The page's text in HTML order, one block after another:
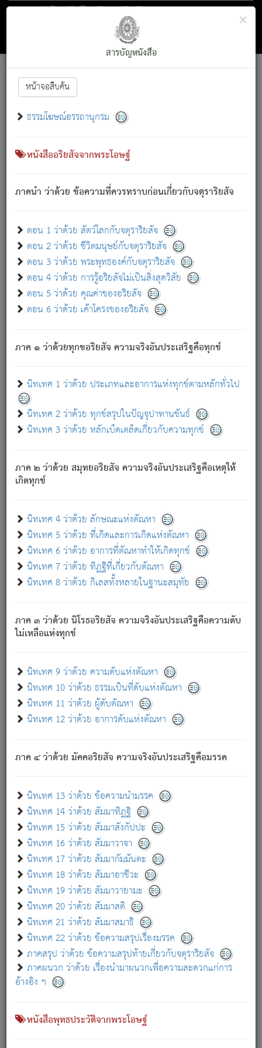
ตอน 1 ว่าด้วย สัตว์โลกกับจตุราริยสัจ
สารบัญ×
สารบัญหนังสือ
หน้าจอสืบค้น
ธรรมโฆษณ์อรรถานุกรม
หนังสืออริยสัจจากพระโอษฐ์
ภาคนำ ว่าด้วย ข้อความที่ควรทราบก่อนเกี่ยวกับจตุราริยสัจ
ตอน 1 ว่าด้วย สัตว์โลกกับจตุราริยสัจ
ตอน 2 ว่าด้วย ชีวิตมนุษย์กับจตุราริยสัจ
ตอน 3 ว่าด้วย พระพุทธองค์กับจตุราริยสัจ
ตอน 4 ว่าด้วย การรู้อริยสัจไม่เป็นสิ่งสุดวิสัย
ตอน 5 ว่าด้วย คุณค่าของอริยสัจ
ตอน 6 ว่าด้วย เค้าโครงของอริยสัจ
ภาค ๑ ว่าด้วยทุกขอริยสัจ ความจริงอันประเสริฐคือทุกข์
นิทเทศ 1 ว่าด้วย ประเภทและอาการแห่งทุกข์ตามหลักทั่วไป
นิทเทศ 2 ว่าด้วย ทุกข์สรุปในปัญจุปาทานขันธ์
นิทเทศ 3 ว่าด้วย หลักเบ็ดเตล็ดเกี่ยวกับความทุกข์
ภาค ๒ ว่าด้วย สมุทยอริยสัจ ความจริงอันประเสริฐคือเหตุให้
เกิดทุกข์
นิทเทศ 4 ว่าด้วย ลักษณะแห่งตัณหา
นิทเทศ 5 ว่าด้วย ที่เกิดและการเกิดแห่งตัณหา
นิทเทศ 6 ว่าด้วย อาการที่ตัณหาทำให้เกิดทุกข์
นิทเทศ 7 ว่าด้วย ทิฏฐิที่เกี่ยวกับตัณหา
นิทเทศ 8 ว่าด้วย กิเลสทั้งหลายในฐานะสมุทัย
ภาค ๓ ว่าด้วย นิโรธอริยสัจ ความจริงอันประเสริฐคือความดับ
ไม่เหลือแห่งทุกข์
นิทเทศ 9 ว่าด้วย ความดับแห่งตัณหา
นิทเทศ 10 ว่าด้วย ธรรมเป็นที่ดับแห่งตัณหา
นิทเทศ 11 ว่าด้วย ผู้ดับตัณหา
นิทเทศ 12 ว่าด้วย อาการดับแห่งตัณหา
ภาค ๔ ว่าด้วย มัคคอริยสัจ ความจริงอันประเสริฐคือมรรค
นิทเทศ 13 ว่าด้วย ข้อความนำมรรค
นิทเทศ 14 ว่าด้วย สัมมาทิฏฐิ
นิทเทศ 15 ว่าด้วย สัมมาสังกัปปะ
นิทเทศ 16 ว่าด้วย สัมมาวาจา
นิทเทศ 17 ว่าด้วย สัมมากัมมันตะ
นิทเทศ 18 ว่าด้วย สัมมาอาชีวะ
นิทเทศ 19 ว่าด้วย สัมมาวายามะ
นิทเทศ 20 ว่าด้วย สัมมาสติ
นิทเทศ 21 ว่าด้วย สัมมาสมาธิ
นิทเทศ 22 ว่าด้วย ข้อความสรุปเรื่องมรรค
ภาคสรุป ว่าด้วย ข้อความสรุปท้ายเกี่ยวกับจตุราริยสัจ
ภาคผนวก ว่าด้วย เรื่องนำมาผนวกเพื่อความสะดวกแก่การ
อ้างอิง ฯ
หนังสือพุทธประวัติจากพระโอษฐ์
Font :15 ]||
สัตว์โลกนี้ เกิดความเดือดร้อนแล้ว มีผัสสะบังหน้า
เขาสำคัญสิ่งใด โดยความเป็นประการใด แต่สิ่งนั้นย่อมเป็น
(ตามที่เป็นจริง) โดยประการอื่นจากที่เขาสำคัญนั้น
สัตว์โลกติดข้องอยู่ในภพ ถูกภพบังหน้าแล้ว มีภพโดยความ
เป็นอย่างอื่น (จากที่มันเป็นอยู่จริง) จึงได้เพลิดเพลินยิ่งนักในภพ
เขาเพลิดเพลินยิ่งนักในสิ่งใด สิ่งนั้นเป็นภัย (ที่เขาไม่รู้จัก)
เขากลัวต่อสิ่งใดสิ่งนั้นเป็นทุกข์
พรหมจรรย์นี้ อันบุคคลย่อมประพฤติ ก็เพื่อการละขาดซึ่ง
ภพ.
สมณะหรือพราหมณ์เหล่าใด กล่าวความหลุดพ้นจากภพว่า
มีได้เพราะภพ เรากล่าวว่า สมณะหรือพราหมณ์ทั้งปวงนั้น
มิใช่ผู้หลดพ้นจากภพ.
ภพ ว่ามีได้เพราะวิภพ[2]: เรากล่าวว่า สมณะหรือพราหมณ์ทั้ง
ปวงนั้น ก็ยังสลัดภพออกไปไม่ได้.
ก็ทุกข์นี้มีขึ้น เพราะอาศัยซึ่งอุปธิทั้งปวง.
เพราะความสิ้นไปแห่งอุปาทานทั้งปวง ความเกิดขึ้นแห่ง
ทุกข์จึงไม่มี.
ท่านจงดูโลกนี้เถิด (จะเห็นว่า) สัตว์ทั้งหลายอันอวิชาหนา
แน่นบังหนาแล้ว; และว่า สัตว์ผู้ยินดีในภพอันเป็นแล้วนั้น ย่อม
อันเป็นไปในที่หรือเวลาทั้งปวง[3]เพื่อความมีแห่งประโยชน์โดย
ประการทั้งปวง; ภพทั้งหลายทั้งหมดนั้น ไม่เที่ยง เป็นทุกข์ มี
ความแปรปรวนเป็นธรรมดา.
อย่างนี้อยู่; เขาย่อมละภวตัณหาได้ และไม่เพลิดเพลินวิภวตัณหา
ด้วย.
ความดับเพราะความสำรอกไม่เหลือ (แห่งภพทั้งหลาย)
เพราะความสิ้นไปแห่งตัณหาโดยประการทั้งปวง นั้นคือ
นิพพาน.
ภพใหม่ย่อมไม่มีแก่ภิกษุนั้น ผู้ดับเย็นสนิทแล้ว เพราะไม่มี
ภิกษุนั้น เป็นผู้ครอบงำมารได้แล้ว ชนะสงครามแล้ว ก้าวล่วง
ภพทั้งหลายทั้งปวงได้แล้ว เป็นผู้คงที่ (คือไม่เปลี่ยนแปลงอีกต่อ
- อุ.ขุ. ๒๕/๑๒๑/๘๔.
(ข้อความนี้ เป็นพระพุทธอุทานที่ทรงเปล่งออก ที่โคนต้นโพธิ์
เป็นที่ตรัสรู้ เมื่อตรัสรู้แล้วได้ 7 วัน)
เกี่ยวกับธรรมโฆษณ์ออนไลน์ (Disclaimer)
แม้ระบบ "ธรรมโฆษณ์ออนไลน์" พยายามปรับปรุงข้อมูลให้ถูกต้องมากที่สุด
ผู้ศึกษาก็พึงตรวจสอบกับตัวเล่มหนังสือต้นฉบับ ที่มีการพิมพ์ครั้งล่าสุด
ก่อนนำข้อมูลไปใช้ในการอ้างอิง"
เกี่ยวกับอัตถจารี|เกี่ยวกับการพัฒนา|แจ้งข้อผิดพลาด / แนะนำ
หนังสือที่เกี่ยวข้อง